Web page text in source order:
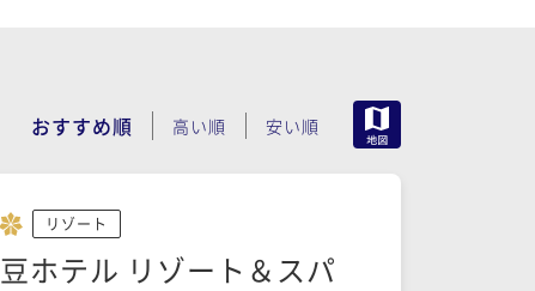
おすすめ順 高い順 安い順
リゾート
ホテル リゾート＆スパ